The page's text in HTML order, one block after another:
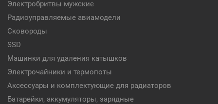
Электробритвы мужские
Радиоуправляемые авиамодели
Сковороды
SSD
Машинки для удаления катышков
Электрочайники и термопоты
Аксессуары и комплектующие для радиаторов
Батарейки, аккумуляторы, зарядные